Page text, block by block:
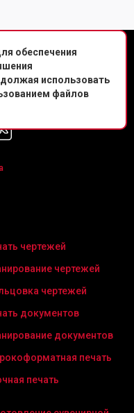
обеспечения
использовать
файлов
2013-
чертежей
чертежей
чертежей
документов
документов
печать
печать